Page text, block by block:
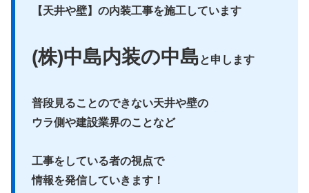
【天井や壁】の内装工事を施工しています
(株)中島内装の中島 と申します
普段見ることのできない天井や壁の
ウラ側や建設業界のことなど
工事をしている者の視点で
情報を発信していきます！